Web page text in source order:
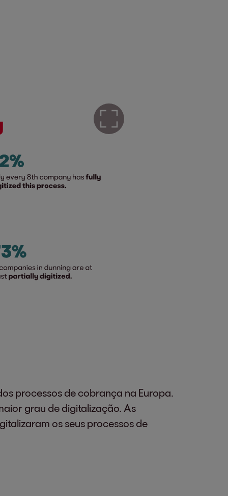
processos de cobrança na Europa.
grau de digitalização. As
os seus processos de